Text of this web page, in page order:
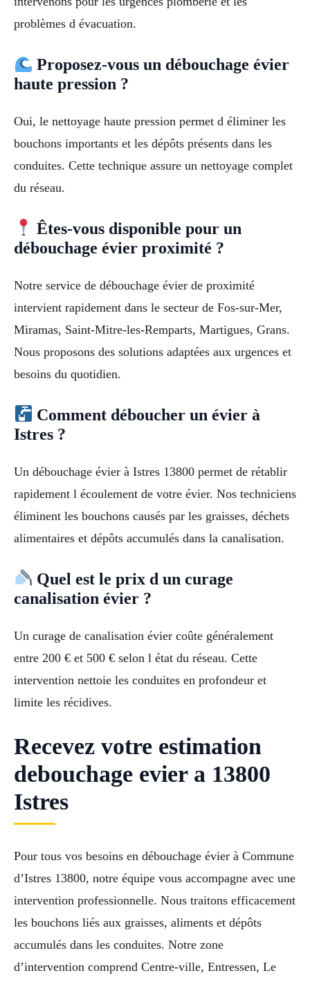
problèmes d évacuation.
Proposez-vous un débouchage évier
haute pression ?
Oui, le nettoyage haute pression permet d éliminer les
bouchons importants et les dépôts présents dans les
conduites. Cette technique assure un nettoyage complet
du réseau.
Êtes-vous disponible pour un
débouchage évier proximité ?
Notre service de débouchage évier de proximité
intervient rapidement dans le secteur de Fos-sur-Mer,
Miramas, Saint-Mitre-les-Remparts, Martigues, Grans.
Nous proposons des solutions adaptées aux urgences et
besoins du quotidien.
Comment déboucher un évier à
Istres ?
Un débouchage évier à Istres 13800 permet de rétablir
rapidement l écoulement de votre évier. Nos techniciens
éliminent les bouchons causés par les graisses, déchets
alimentaires et dépôts accumulés dans la canalisation.
Quel est le prix d un curage
canalisation évier ?
Un curage de canalisation évier coûte généralement
entre 200 € et 500 € selon l état du réseau. Cette
intervention nettoie les conduites en profondeur et
limite les récidives.
Recevez votre estimation
debouchage evier a 13800
Istres
Pour tous vos besoins en débouchage évier à Commune
d’Istres 13800, notre équipe vous accompagne avec une
intervention professionnelle. Nous traitons efficacement
les bouchons liés aux graisses, aliments et dépôts
accumulés dans les conduites. Notre zone
d’intervention comprend Centre-ville, Entressen, Le